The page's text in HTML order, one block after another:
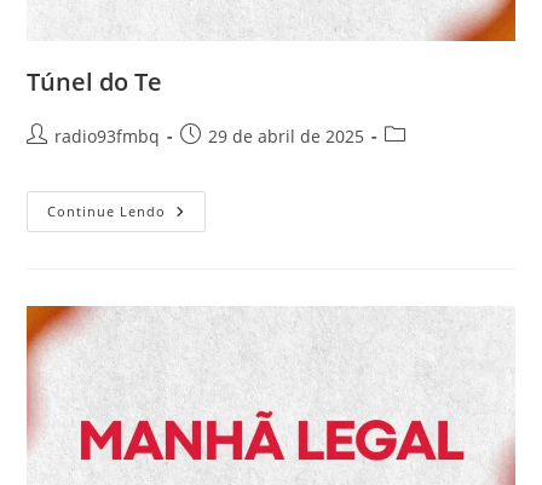
Túnel do Te
radio93fmbq 29 de abril de 2025
Continue Lendo